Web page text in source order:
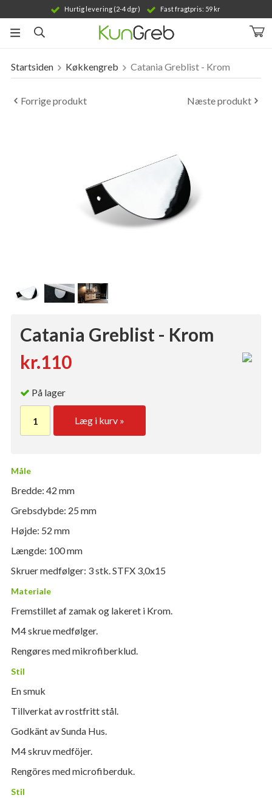
Hurtig levering (2-4 dgr) Fast fragtpris: 59 kr
Produktet er blevet tilføjet til din indkøbskurv
Startsiden Køkkengreb Catania Greblist - Krom
Forrige produkt Næste produkt
Catania Greblist - Krom
kr.110
På lager
Læg i kurv »
Måle
Bredde: 42 mm
Grebsdybde: 25 mm
Højde: 52 mm
Længde: 100 mm
Skruer medfølger: 3 stk. STFX 3,0x15
Materiale
Fremstillet af zamak og lakeret i Krom.
M4 skrue medfølger.
Rengøres med mikrofiberklud.
Stil
En smuk
Tillverkat av rostfritt stål.
Godkänt av Sunda Hus.
M4 skruv medföjer.
Rengöres med microfiberduk.
Stil